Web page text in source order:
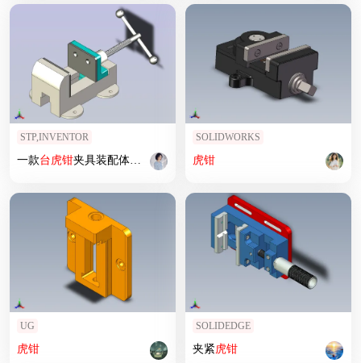
STP,INVENTOR
一款台虎钳夹具装配体模型
SOLIDWORKS
虎钳
UG
虎钳
SOLIDEDGE
夹紧虎钳